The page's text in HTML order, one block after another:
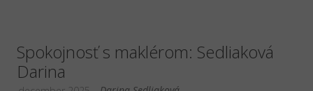
Spokojnosť s maklérom: Sedliaková
Darina